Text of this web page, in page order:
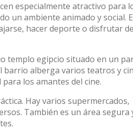
especialmente atractivo para
un ambiente animado y social.
hacer deporte o disfrutar
templo egipcio situado en un
barrio alberga varios teatros y
los amantes del cine.
Hay varios supermercados,
También es un área segura